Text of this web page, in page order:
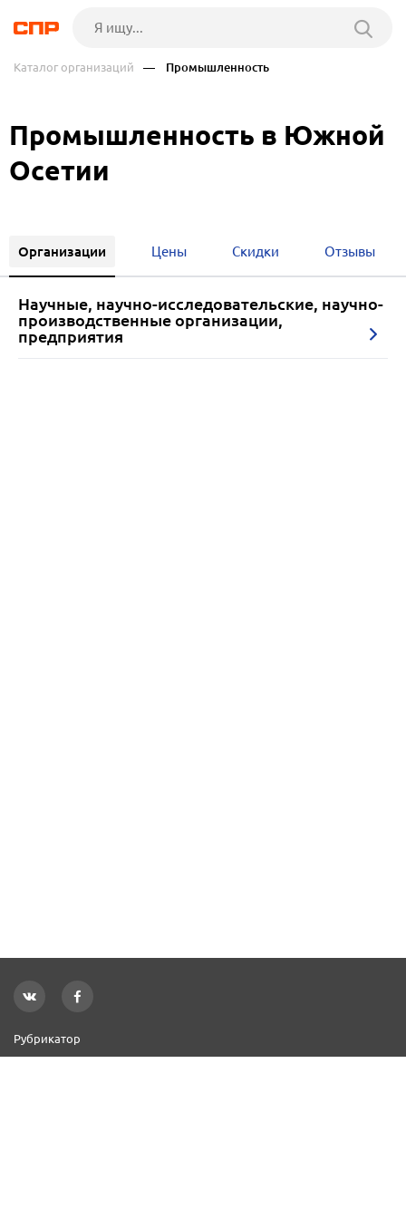
Каталог организаций — Промышленность
Промышленность в Южной
Осетии
Организации Цены Скидки Отзывы
Научные, научно-исследовательские, научно-
производственные организации,
предприятия
Рубрикатор